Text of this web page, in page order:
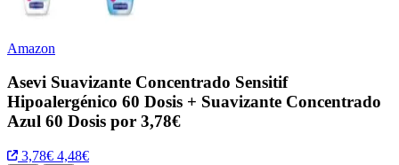
Amazon
Asevi Suavizante Concentrado Sensitif
Hipoalergénico 60 Dosis + Suavizante Concentrado
Azul 60 Dosis por 3,78€
3,78€ 4,48€